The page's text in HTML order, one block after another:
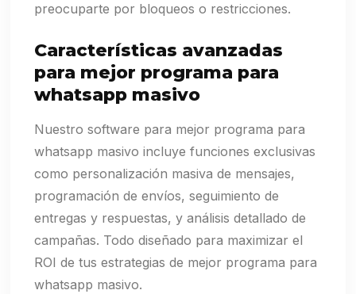
preocuparte por bloqueos o restricciones.
Características avanzadas
para mejor programa para
whatsapp masivo
Nuestro software para mejor programa para
whatsapp masivo incluye funciones exclusivas
como personalización masiva de mensajes,
programación de envíos, seguimiento de
entregas y respuestas, y análisis detallado de
campañas. Todo diseñado para maximizar el
ROI de tus estrategias de mejor programa para
whatsapp masivo.